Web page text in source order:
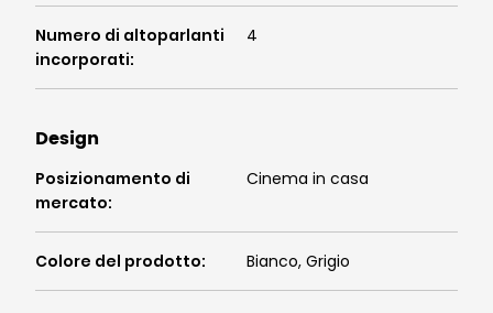
Numero di altoparlanti
incorporati:
4
Design
Posizionamento di
mercato:
Cinema in casa
Colore del prodotto: Bianco, Grigio